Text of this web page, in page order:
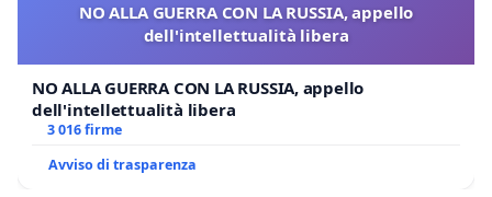
NO ALLA GUERRA CON LA RUSSIA, appello
dell'intellettualità libera
NO ALLA GUERRA CON LA RUSSIA, appello
dell'intellettualità libera
3 016 firme
Avviso di trasparenza